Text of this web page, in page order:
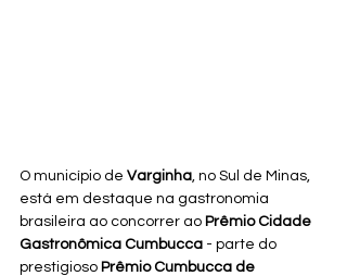
O município de Varginha, no Sul de Minas,
está em destaque na gastronomia
brasileira ao concorrer ao Prêmio Cidade
Gastronômica Cumbucca - parte do
prestigioso Prêmio Cumbucca de